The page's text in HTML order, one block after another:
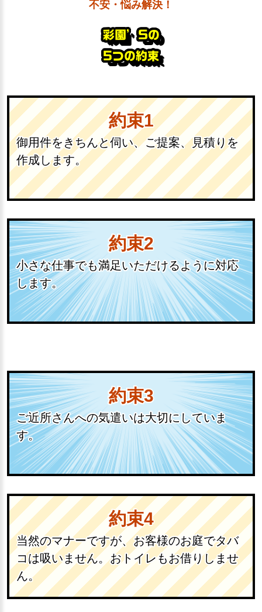
不安・悩み解決！
彩園’Sの
5つの約束
約束1
御用件をきちんと伺い、ご提案、見積りを
作成します。
約束2
小さな仕事でも満足いただけるように対応
します。
約束3
ご近所さんへの気遣いは大切にしていま
す。
約束4
当然のマナーですが、お客様のお庭でタバ
コは吸いません。おトイレもお借りしませ
ん。